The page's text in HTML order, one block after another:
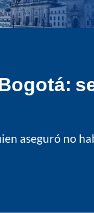
aseguró no